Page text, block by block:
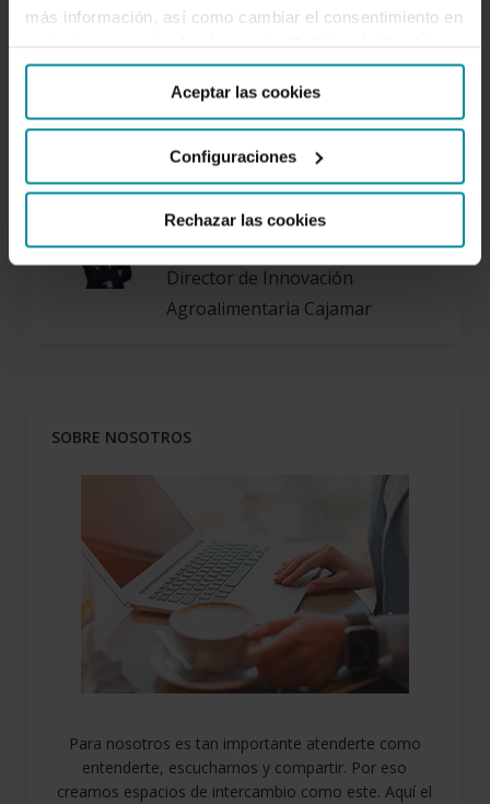
más información, así como cambiar el consentimiento en
Aceptar las cookies
Configuraciones
Rechazar las cookies
Artículo escrito por:
García Torrente
Director de Innovación
Agroalimentaria Cajamar
SOBRE NOSOTROS
Para nosotros es tan importante atenderte como
entenderte, escucharnos y compartir. Por eso
creamos espacios de intercambio como este. Aquí el